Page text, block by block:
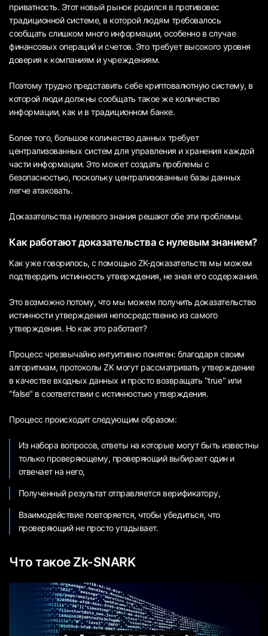
приватность. Этот новый рынок родился в противовес
традиционной системе, в которой людям требовалось
сообщать слишком много информации, особенно в случае
финансовых операций и счетов. Это требует высокого уровня
доверия к компаниям и учреждениям.
Поэтому трудно представить себе криптовалютную систему, в
которой люди должны сообщать такое же количество
информации, как и в традиционном банке.
Более того, большое количество данных требует
централизованных систем для управления и хранения каждой
части информации. Это может создать проблемы с
безопасностью, поскольку централизованные базы данных
легче атаковать.
Доказательства нулевого знания решают обе эти проблемы.
Как работают доказательства с нулевым знанием?
Как уже говорилось, с помощью ZK-доказательств мы можем
подтвердить истинность утверждения, не зная его содержания.
Это возможно потому, что мы можем получить доказательство
истинности утверждения непосредственно из самого
утверждения. Но как это работает?
Процесс чрезвычайно интуитивно понятен: благодаря своим
алгоритмам, протоколы ZK могут рассматривать утверждение
в качестве входных данных и просто возвращать "true" или
"false" в соответствии с истинностью утверждения.
Процесс происходит следующим образом:
Из набора вопросов, ответы на которые могут быть известны
только проверяющему, проверяющий выбирает один и
отвечает на него,
Полученный результат отправляется верификатору,
Взаимодействие повторяется, чтобы убедиться, что
проверяющий не просто угадывает.
Что такое Zk-SNARK